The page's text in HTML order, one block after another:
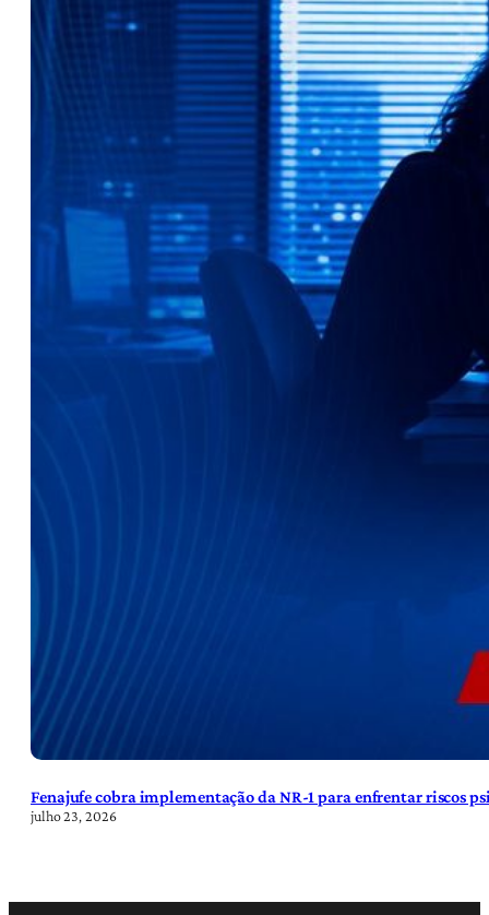
Fenajufe cobra implementação da NR-1 para enfrentar riscos
julho 23, 2026